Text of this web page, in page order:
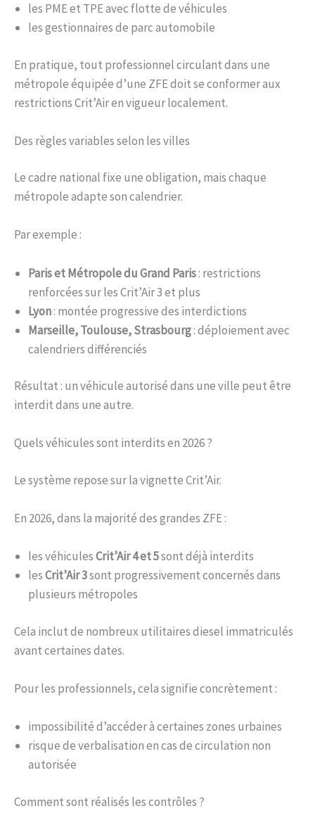
les PME et TPE avec flotte de véhicules
les gestionnaires de parc automobile
En pratique, tout professionnel circulant dans une
métropole équipée d’une ZFE doit se conformer aux
restrictions Crit’Air en vigueur localement.
Des règles variables selon les villes
Le cadre national fixe une obligation, mais chaque
métropole adapte son calendrier.
Par exemple :
Paris et Métropole du Grand Paris: restrictions
renforcées sur les Crit’Air 3 et plus
Lyon: montée progressive des interdictions
Marseille, Toulouse, Strasbourg: déploiement avec
calendriers différenciés
Résultat : un véhicule autorisé dans une ville peut être
interdit dans une autre.
Quels véhicules sont interdits en 2026 ?
Le système repose sur la vignette Crit’Air.
En 2026, dans la majorité des grandes ZFE :
les véhiculesCrit’Air 4 et 5sont déjà interdits
lesCrit’Air 3sont progressivement concernés dans
plusieurs métropoles
Cela inclut de nombreux utilitaires diesel immatriculés
avant certaines dates.
Pour les professionnels, cela signifie concrètement :
impossibilité d’accéder à certaines zones urbaines
risque de verbalisation en cas de circulation non
autorisée
Comment sont réalisés les contrôles ?